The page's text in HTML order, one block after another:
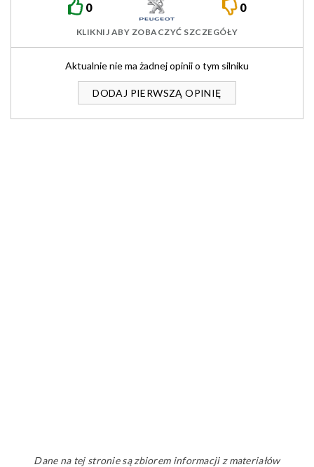
0 0
KLIKNIJ ABY ZOBACZYĆ SZCZEGÓŁY
Aktualnie nie ma żadnej opinii o tym silniku
DODAJ PIERWSZĄ OPINIĘ
Dane na tej stronie są zbiorem informacji z materiałów